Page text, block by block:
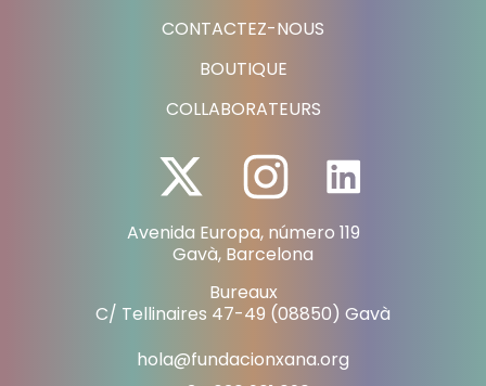
CONTACTEZ-NOUS
BOUTIQUE
COLLABORATEURS
Avenida Europa, número 119
Gavà, Barcelona
Bureaux
C/ Tellinaires 47-49 (08850) Gavà
hola@fundacionxana.org